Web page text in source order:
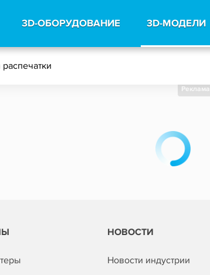
3D-ОБОРУДОВАНИЕ 3D-МОДЕЛИ
Реклама
НОВОСТИ
Новости индустрии